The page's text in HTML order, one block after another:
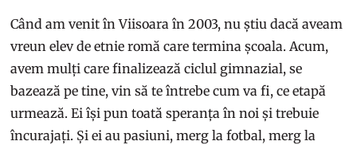
Când am venit în Viisoara în 2003, nu știu dacă aveam
vreun elev de etnie romă care termina școala. Acum,
avem mulți care finalizează ciclul gimnazial, se
bazează pe tine, vin să te întrebe cum va fi, ce etapă
urmează. Ei își pun toată speranța în noi și trebuie
încurajați. Și ei au pasiuni, merg la fotbal, merg la